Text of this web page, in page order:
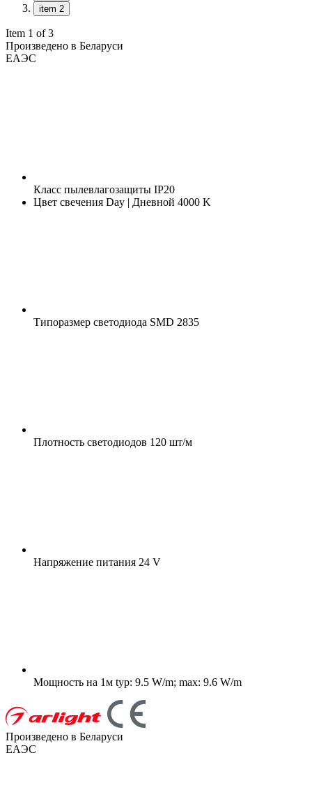
item 2
Item 1 of 3
Произведено в Беларуси
ЕАЭС
Класс пылевлагозащиты IP20
Цвет свечения Day | Дневной 4000 K
Типоразмер светодиода SMD 2835
Плотность светодиодов 120 шт/м
Напряжение питания 24 V
Мощность на 1м typ: 9.5 W/m; max: 9.6 W/m
Произведено в Беларуси
ЕАЭС